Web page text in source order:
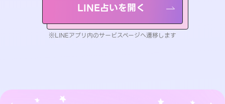
LINE占いを開く
※LINEアプリ内のサービスページへ遷移します